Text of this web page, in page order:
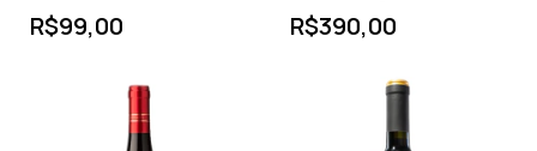
R$99,00 R$390,00